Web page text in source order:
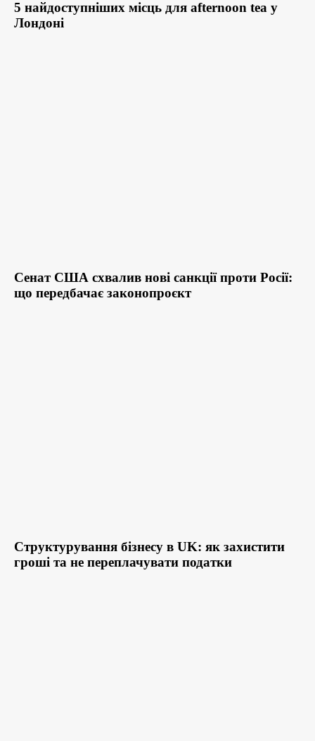
5 найдоступніших місць для afternoon tea у
Лондоні
Сенат США схвалив нові санкції проти Росії:
що передбачає законопроєкт
Структурування бізнесу в UK: як захистити
гроші та не переплачувати податки